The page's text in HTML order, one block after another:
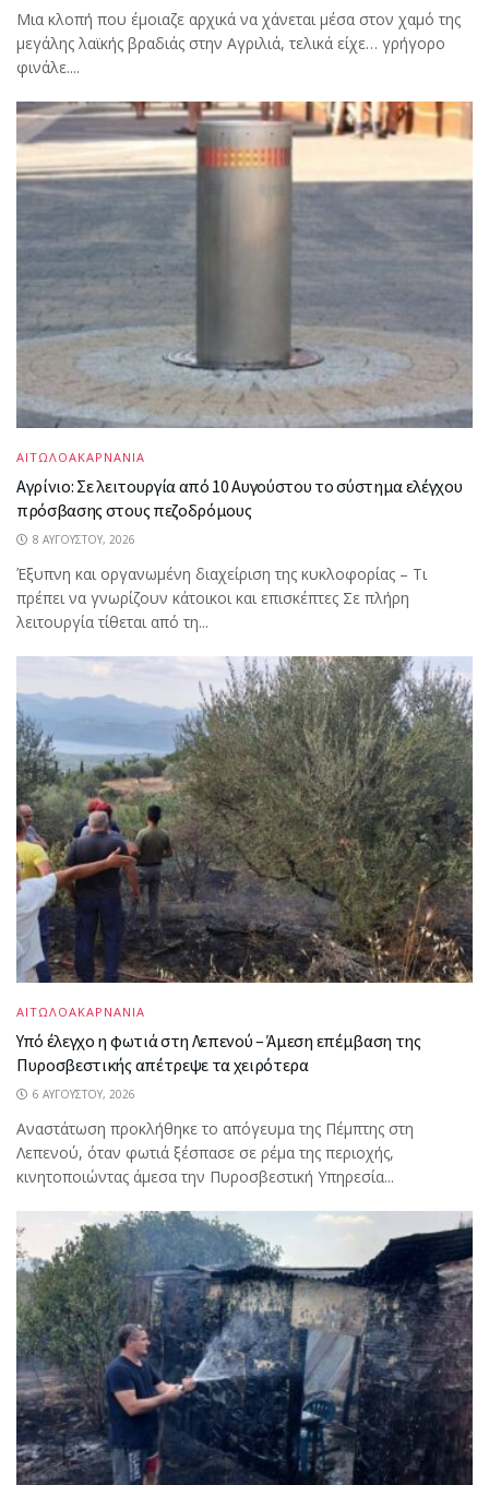
Μια κλοπή που έμοιαζε αρχικά να χάνεται μέσα στον χαμό της
μεγάλης λαϊκής βραδιάς στην Αγριλιά, τελικά είχε… γρήγορο
φινάλε....
ΑΙΤΩΛΟΑΚΑΡΝΑΝΙΑ
Αγρίνιο: Σε λειτουργία από 10 Αυγούστου το σύστημα ελέγχου
πρόσβασης στους πεζοδρόμους
8 ΑΥΓΟΎΣΤΟΥ, 2026
Έξυπνη και οργανωμένη διαχείριση της κυκλοφορίας – Τι
πρέπει να γνωρίζουν κάτοικοι και επισκέπτες Σε πλήρη
λειτουργία τίθεται από τη...
ΑΙΤΩΛΟΑΚΑΡΝΑΝΙΑ
Υπό έλεγχο η φωτιά στη Λεπενού – Άμεση επέμβαση της
Πυροσβεστικής απέτρεψε τα χειρότερα
6 ΑΥΓΟΎΣΤΟΥ, 2026
Αναστάτωση προκλήθηκε το απόγευμα της Πέμπτης στη
Λεπενού, όταν φωτιά ξέσπασε σε ρέμα της περιοχής,
κινητοποιώντας άμεσα την Πυροσβεστική Υπηρεσία...